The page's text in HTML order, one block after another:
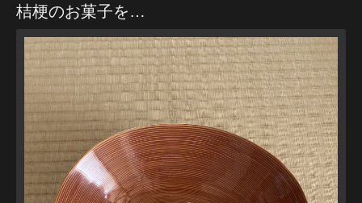
桔梗のお菓子を…